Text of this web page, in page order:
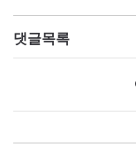
댓글목록